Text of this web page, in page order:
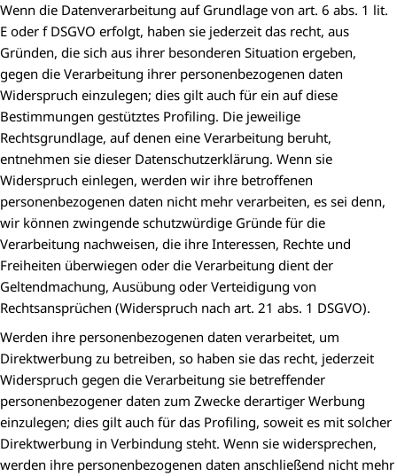
Wenn die Datenverarbeitung auf Grundlage von art. 6 abs. 1 lit.
E oder f DSGVO erfolgt, haben sie jederzeit das recht, aus
Gründen, die sich aus ihrer besonderen Situation ergeben,
gegen die Verarbeitung ihrer personenbezogenen daten
Widerspruch einzulegen; dies gilt auch für ein auf diese
Bestimmungen gestütztes Profiling. Die jeweilige
Rechtsgrundlage, auf denen eine Verarbeitung beruht,
entnehmen sie dieser Datenschutzerklärung. Wenn sie
Widerspruch einlegen, werden wir ihre betroffenen
personenbezogenen daten nicht mehr verarbeiten, es sei denn,
wir können zwingende schutzwürdige Gründe für die
Verarbeitung nachweisen, die ihre Interessen, Rechte und
Freiheiten überwiegen oder die Verarbeitung dient der
Geltendmachung, Ausübung oder Verteidigung von
Rechtsansprüchen (Widerspruch nach art. 21 abs. 1 DSGVO).
Werden ihre personenbezogenen daten verarbeitet, um
Direktwerbung zu betreiben, so haben sie das recht, jederzeit
Widerspruch gegen die Verarbeitung sie betreffender
personenbezogener daten zum Zwecke derartiger Werbung
einzulegen; dies gilt auch für das Profiling, soweit es mit solcher
Direktwerbung in Verbindung steht. Wenn sie widersprechen,
werden ihre personenbezogenen daten anschließend nicht mehr